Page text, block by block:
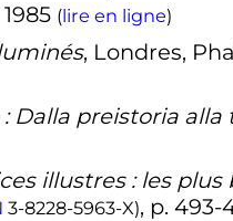
1985 (lire en ligne)
, Londres,
Dalla preistoria
illustres : les
3-8228-5963-X), p. 493-